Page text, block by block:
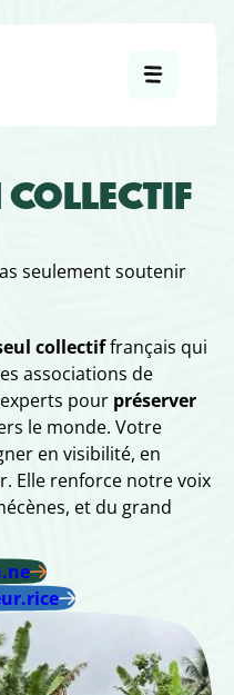
seulement soutenir
collectiffrançais qui
associations de
pour préserver
le monde. Votre
en visibilité, en
Elle renforce notre voix
et du grand